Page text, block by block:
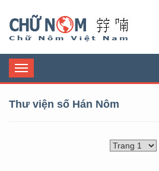
Toggle
navigation
Thư viện số Hán Nôm